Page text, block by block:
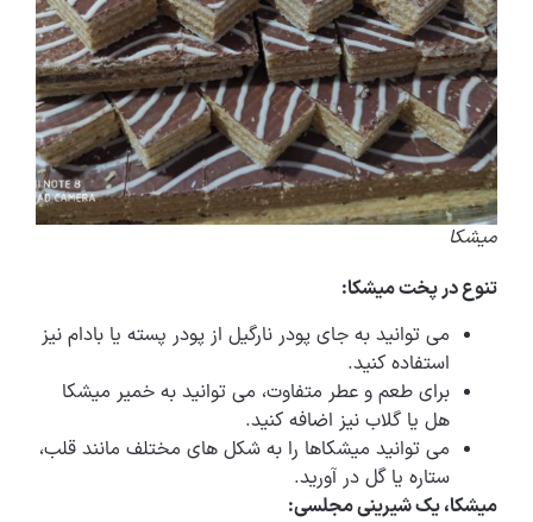
میشکا
تنوع در پخت میشکا:
می توانید به جای پودر نارگیل از پودر پسته یا بادام نیز
استفاده کنید.
برای طعم و عطر متفاوت، می توانید به خمیر میشکا
هل یا گلاب نیز اضافه کنید.
می توانید میشکاها را به شکل های مختلف مانند قلب،
ستاره یا گل در آورید.
میشکا، یک شیرینی مجلسی: